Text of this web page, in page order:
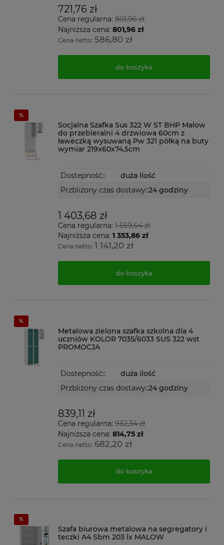
721,76 zł
Cena regularna:801,96 zł
Najniższa cena:801,96 zł
Cena netto:586,80 zł
do koszyka
Socjalna Szafka Sus 322 W ST BHP Malow
do przebieralni 4 drzwiowa 60cm z
ławeczką wysuwaną Pw 321 półką na buty
wymiar 219x60x74,5cm
Dostepność::
duża ilość
Przbliżony czas dostawy::24 godziny
1 403,68 zł
Cena regularna:1 559,64 zł
Najniższa cena:1 353,86 zł
Cena netto: 1 141,20 zł
do koszyka
Metalowa zielona szafka szkolna dla 4
uczniów KOLOR 7035/6033 SUS 322 wst
PROMOCJA
Dostepność::
duża ilość
Przbliżony czas dostawy::24 godziny
839,11 zł
Cena regularna:932,34 zł
Najniższa cena:814,75 zł
Cena netto: 682,20 zł
do koszyka
Szafa biurowa metalowa na segregatory i
teczki A4 Sbm 203 lx MALOW